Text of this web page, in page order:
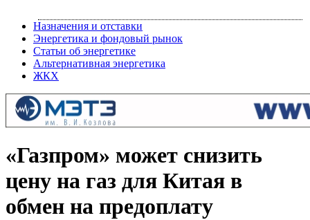
Назначения и отставки
Энергетика и фондовый рынок
Статьи об энергетике
Альтернативная энергетика
ЖКХ
«Газпром» может снизить
цену на газ для Китая в
обмен на предоплату